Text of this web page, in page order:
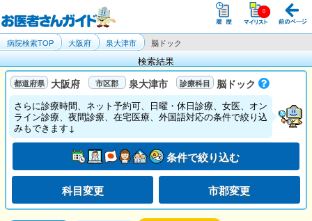
病院検索TOP 大阪府 泉大津市 脳ドック
検索結果
大阪府 泉大津市 脳ドック
さらに診療時間、ネット予約可、日曜・休日診療、女医、オン
ライン診療、夜間診療、在宅医療、外国語対応の条件で絞り込
みもできます↓
条件で絞り込む
科目変更 市郡変更